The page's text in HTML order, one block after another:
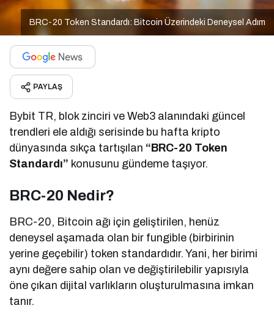
BRC-20 Token Standardı: Bitcoin Üzerindeki Deneysel Adım
PAYLAŞ
Bybit TR, blok zinciri ve Web3 alanındaki güncel
trendleri ele aldığı serisinde bu hafta kripto
dünyasında sıkça tartışılan “BRC-20 Token
Standardı” konusunu gündeme taşıyor.
BRC-20 Nedir?
BRC-20, Bitcoin ağı için geliştirilen, henüz
deneysel aşamada olan bir fungible (birbirinin
yerine geçebilir) token standardıdır. Yani, her birimi
aynı değere sahip olan ve değiştirilebilir yapısıyla
öne çıkan dijital varlıkların oluşturulmasına imkan
tanır.